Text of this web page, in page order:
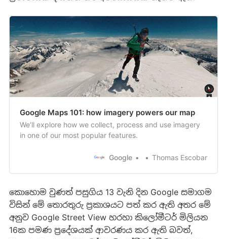
Google Maps 101: how imagery powers our map
We’ll explore how we collect, process and use imagery
in one of our most popular features.
Google Thomas Escobar
කොහොම වුණත් පසුගිය 13 වැනි දින Google සමාගම
විසින් මේ තොරතුරු ප්‍රකාශයට පත් කර ඇති අතර මේ
අනුව Google Street View හරහා කිලෝමීටර් මිලියන
16ක පමණ ප්‍රදේශයක් ආවරණය කර ඇති බවත්,